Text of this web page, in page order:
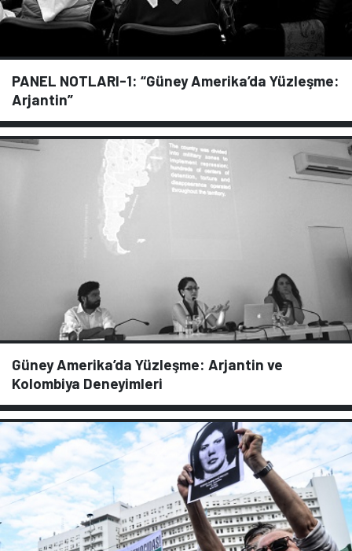
PANEL NOTLARI-1: “Güney Amerika’da Yüzleşme:
Arjantin”
Güney Amerika’da Yüzleşme: Arjantin ve
Kolombiya Deneyimleri